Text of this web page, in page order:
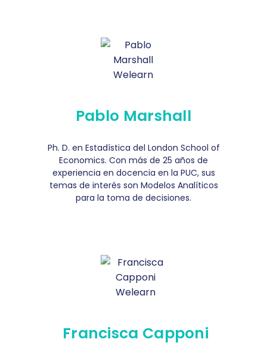
Pablo Marshall
Ph. D. en Estadística del London School of
Economics. Con más de 25 años de
experiencia en docencia en la PUC, sus
temas de interés son Modelos Analíticos
para la toma de decisiones.
Francisca Capponi